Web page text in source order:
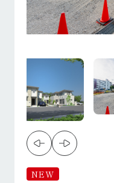
NEW